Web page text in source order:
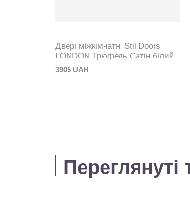
Двері міжкімнатні Stil Doors
LONDON Трюфель Сатін білий
3905 UAH
Переглянуті